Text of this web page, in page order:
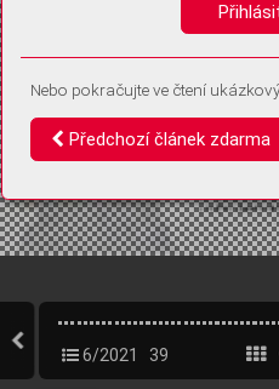
6/2021 39
Nebo pokračujte ve čtení
Předchozí článek zdarma